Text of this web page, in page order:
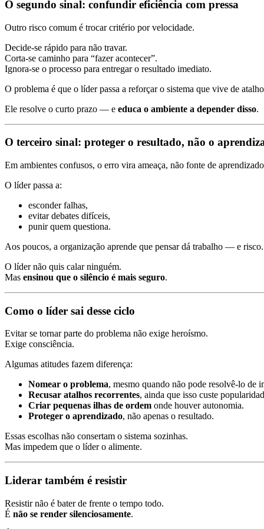
O segundo sinal: confundir eficiência com pressa
Outro risco comum é trocar critério por velocidade.
Decide-se rápido para não travar.
Corta-se caminho para “fazer acontecer”.
Ignora-se o processo para entregar o resultado imediato.
O problema é que o líder passa a reforçar o sistema que vive de
Ele resolve o curto prazo — e educa o ambiente a depender disso.
O terceiro sinal: proteger o resultado, não o
Em ambientes confusos, o erro vira ameaça, não fonte de
O líder passa a:
esconder falhas,
evitar debates difíceis,
punir quem questiona.
Aos poucos, a organização aprende que pensar dá trabalho — e risco.
O líder não quis calar ninguém.
Mas ensinou que o silêncio é mais seguro.
Como o líder sai desse ciclo
Evitar se tornar parte do problema não exige heroísmo.
Exige consciência.
Algumas atitudes fazem diferença:
Nomear o problema, mesmo quando não pode resolvê-lo de
Recusar atalhos recorrentes, ainda que isso custe
Criar pequenas ilhas de ordem onde houver autonomia.
Proteger o aprendizado, não apenas o resultado.
Essas escolhas não consertam o sistema sozinhas.
Mas impedem que o líder o alimente.
Liderar também é resistir
Resistir não é bater de frente o tempo todo.
É não se render silenciosamente.